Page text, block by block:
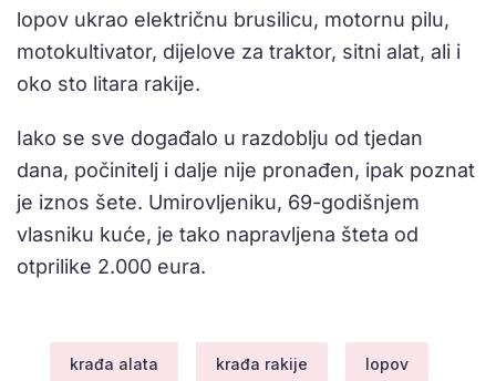
lopov ukrao električnu brusilicu, motornu pilu,
motokultivator, dijelove za traktor, sitni alat, ali i
oko sto litara rakije.
Iako se sve događalo u razdoblju od tjedan
dana, počinitelj i dalje nije pronađen, ipak poznat
je iznos šete. Umirovljeniku, 69-godišnjem
vlasniku kuće, je tako napravljena šteta od
otprilike 2.000 eura.
krađa alata krađa rakije lopov